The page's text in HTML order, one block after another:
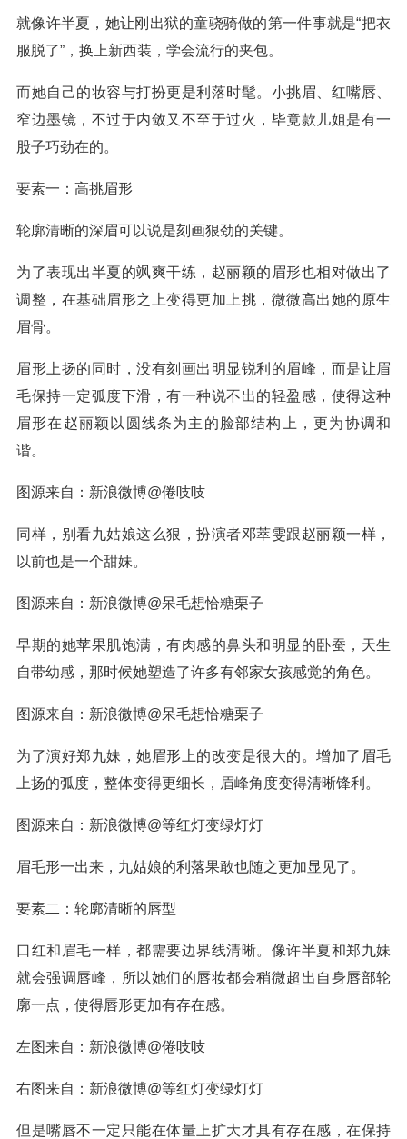
就像许半夏，她让刚出狱的童骁骑做的第一件事就是“把衣
服脱了”，换上新西装，学会流行的夹包。
而她自己的妆容与打扮更是利落时髦。小挑眉、红嘴唇、
窄边墨镜，不过于内敛又不至于过火，毕竟款儿姐是有一
股子巧劲在的。
要素一：高挑眉形
轮廓清晰的深眉可以说是刻画狠劲的关键。
为了表现出半夏的飒爽干练，赵丽颖的眉形也相对做出了
调整，在基础眉形之上变得更加上挑，微微高出她的原生
眉骨。
眉形上扬的同时，没有刻画出明显锐利的眉峰，而是让眉
毛保持一定弧度下滑，有一种说不出的轻盈感，使得这种
眉形在赵丽颖以圆线条为主的脸部结构上，更为协调和
谐。
图源来自：新浪微博@倦吱吱
同样，别看九姑娘这么狠，扮演者邓萃雯跟赵丽颖一样，
以前也是一个甜妹。
图源来自：新浪微博@呆毛想恰糖栗子
早期的她苹果肌饱满，有肉感的鼻头和明显的卧蚕，天生
自带幼感，那时候她塑造了许多有邻家女孩感觉的角色。
图源来自：新浪微博@呆毛想恰糖栗子
为了演好郑九妹，她眉形上的改变是很大的。增加了眉毛
上扬的弧度，整体变得更细长，眉峰角度变得清晰锋利。
图源来自：新浪微博@等红灯变绿灯灯
眉毛形一出来，九姑娘的利落果敢也随之更加显见了。
要素二：轮廓清晰的唇型
口红和眉毛一样，都需要边界线清晰。像许半夏和郑九妹
就会强调唇峰，所以她们的唇妆都会稍微超出自身唇部轮
廓一点，使得唇形更加有存在感。
左图来自：新浪微博@倦吱吱
右图来自：新浪微博@等红灯变绿灯灯
但是嘴唇不一定只能在体量上扩大才具有存在感，在保持